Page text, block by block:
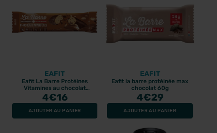
EAFIT
Eafit La Barre Protéines
Vitamines au chocolat
cacahuètes 49gr
4€16
AJOUTER AU PANIER
EAFIT
Eafit la barre protéinée max
chocolat 60g
4€29
AJOUTER AU PANIER